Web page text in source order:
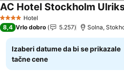
4 ZvezdiceHotel
AC Hotel Stockholm
8,4 Vrlo dobro 5.257 Solna,
Izaberi datume da bi se prikazale
tačne cene